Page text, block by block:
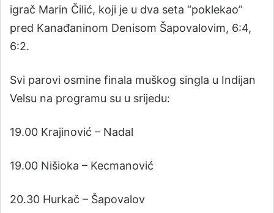
igrač Marin Čilić, koji je u dva seta “poklekao”
pred Kanađaninom Denisom Šapovalovim, 6:4,
6:2.
Svi parovi osmine finala muškog singla u Indijan
Velsu na programu su u srijedu:
19.00 Krajinović – Nadal
19.00 Nišioka – Kecmanović
20.30 Hurkač – Šapovalov